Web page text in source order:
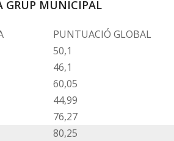
GRUP MUNICIPAL
PUNTUACIÓ GLOBAL
50,1
46,1
60,05
44,99
76,27
80,25